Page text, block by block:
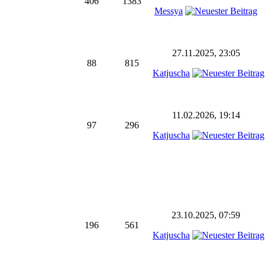
Messya
88 815
27.11.2025, 23:05
Katjuscha
97 296
11.02.2026, 19:14
Katjuscha
196 561
23.10.2025, 07:59
Katjuscha